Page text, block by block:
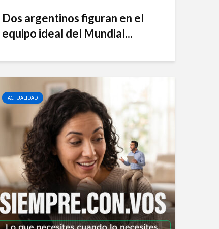
Dos argentinos figuran en el
equipo ideal del Mundial...
ACTUALIDAD